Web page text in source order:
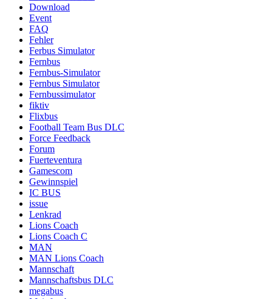
Download
Event
FAQ
Fehler
Ferbus Simulator
Fernbus
Fernbus-Simulator
Fernbus Simulator
Fernbussimulator
fiktiv
Flixbus
Football Team Bus DLC
Force Feedback
Forum
Fuerteventura
Gamescom
Gewinnspiel
IC BUS
issue
Lenkrad
Lions Coach
Lions Coach C
MAN
MAN Lions Coach
Mannschaft
Mannschaftsbus DLC
megabus